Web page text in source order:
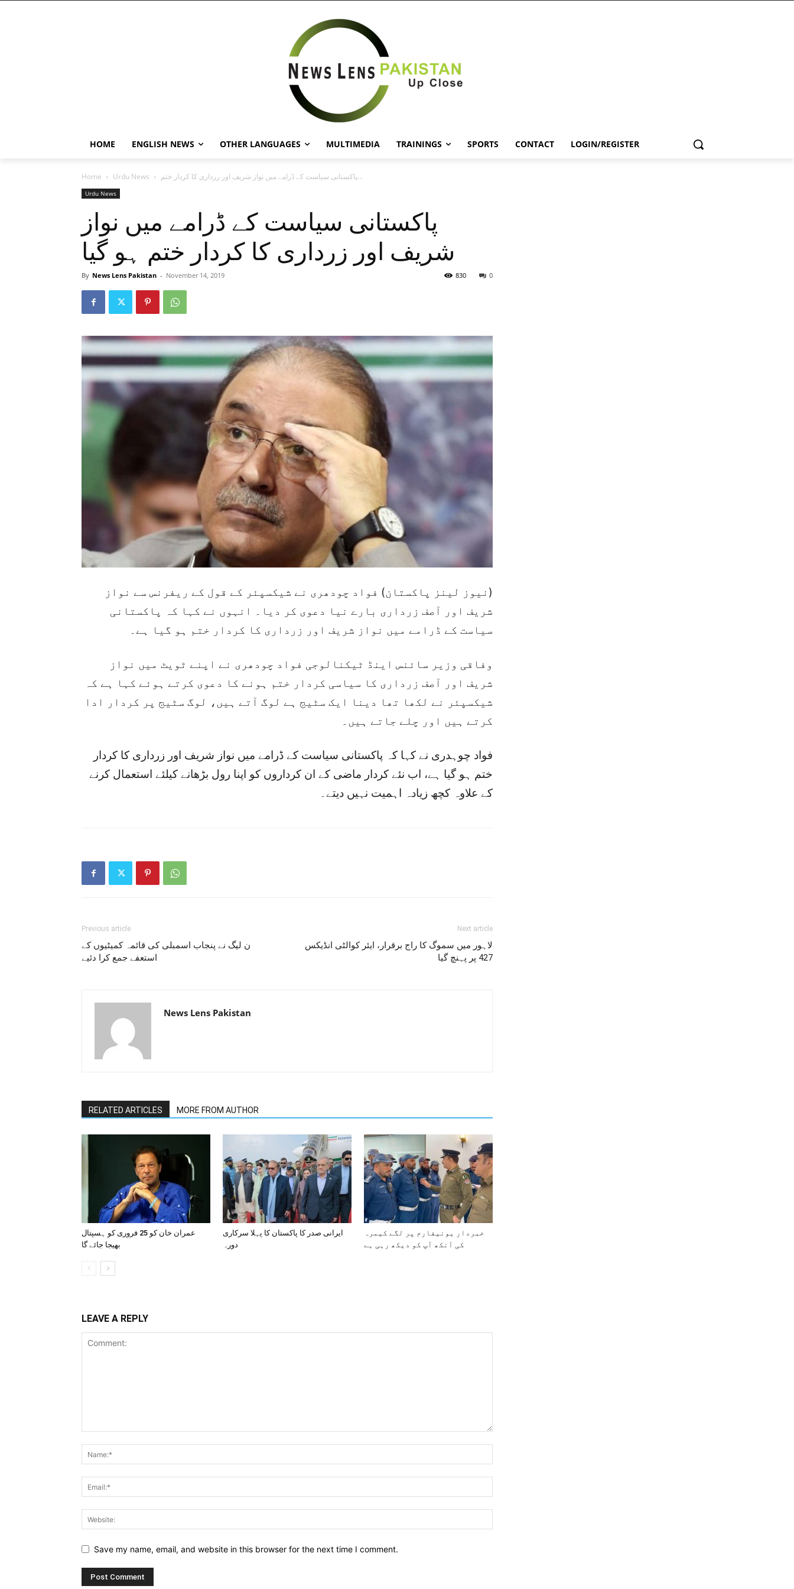
HOME ENGLISH NEWS OTHER LANGUAGES MULTIMEDIA TRAININGS SPORTS CONTACT LOGIN/REGISTER
Home Urdu News پاکستانی سیاست کے ڈرامے میں نواز شریف اور زرداری کا کردار ختم...
Urdu News
پاکستانی سیاست کے ڈرامے میں نواز
شریف اور زرداری کا کردار ختم ہو گیا
By News Lens Pakistan - November 14, 2019 0
830
(نیوز لینز پاکستان) فواد چودھری نے ‏شیکسپئر کے قول کے ریفرنس سے نواز
شریف اور آصف زرداری بارے نیا دعوی کر دیا۔ انہوں نے کہا کہ پاکستانی
سیاست کے ڈرامے میں نواز شریف اور زرداری کا کردار ختم ہو گیا ہے۔
وفاقی وزیر سائنس اینڈ ٹیکنالوجی فواد چودھری نے اپنے ٹویٹ میں نواز
شریف اور آصف زرداری کا سیاسی کردار ختم ہونے کا دعوی کرتے ہوئے کہا ہے کہ
‏شیکسپئر نے لکھا تھا دینا ایک سٹیج ہے لوگ آتے ہیں، لوگ سٹیج پر کردار ادا
کرتے ہیں اور چلے جاتے ہیں۔
فواد چوہدری نے کہا کہ پاکستانی سیاست کے ڈرامے میں نواز شریف اور زرداری کا کردار
ختم ہو گیا ہے، اب نئے کردار ماضی کے ان کرداروں کو اپنا رول بڑھانے کیلئے استعمال کرنے
کے علاوہ کچھ زیادہ اہمیت نہیں دیتے۔
Previous article
ن لیگ نے پنجاب اسمبلی کی قائمہ کمیٹیوں کے
استعفے جمع کرا دئیے
Next article
لاہور میں سموگ کا راج برقرار، ایئر کوالٹی انڈیکس
427 پر پہنچ گیا
News Lens Pakistan
RELATED ARTICLES MORE FROM AUTHOR
عمران خان کو 25 فروری کو ہسپتال
بھیجا جائے گا
ایرانی صدر کا پاکستان کا پہلا سرکاری
دورہ
خبردار یونیفارم پر لگے کیمرہ
کی آنکھ آپ کو دیکھ رہی ہے
LEAVE A REPLY
Save my name, email, and website in this browser for the next time I comment.